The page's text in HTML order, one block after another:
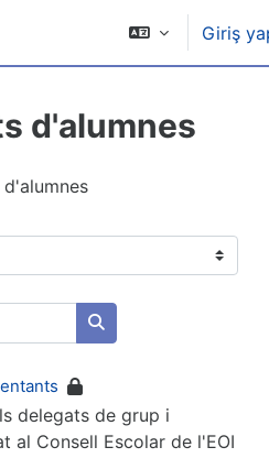
Giriş
d'alumnes
Kursları ara
delegats de grup i
al Consell Escolar de l'EOI